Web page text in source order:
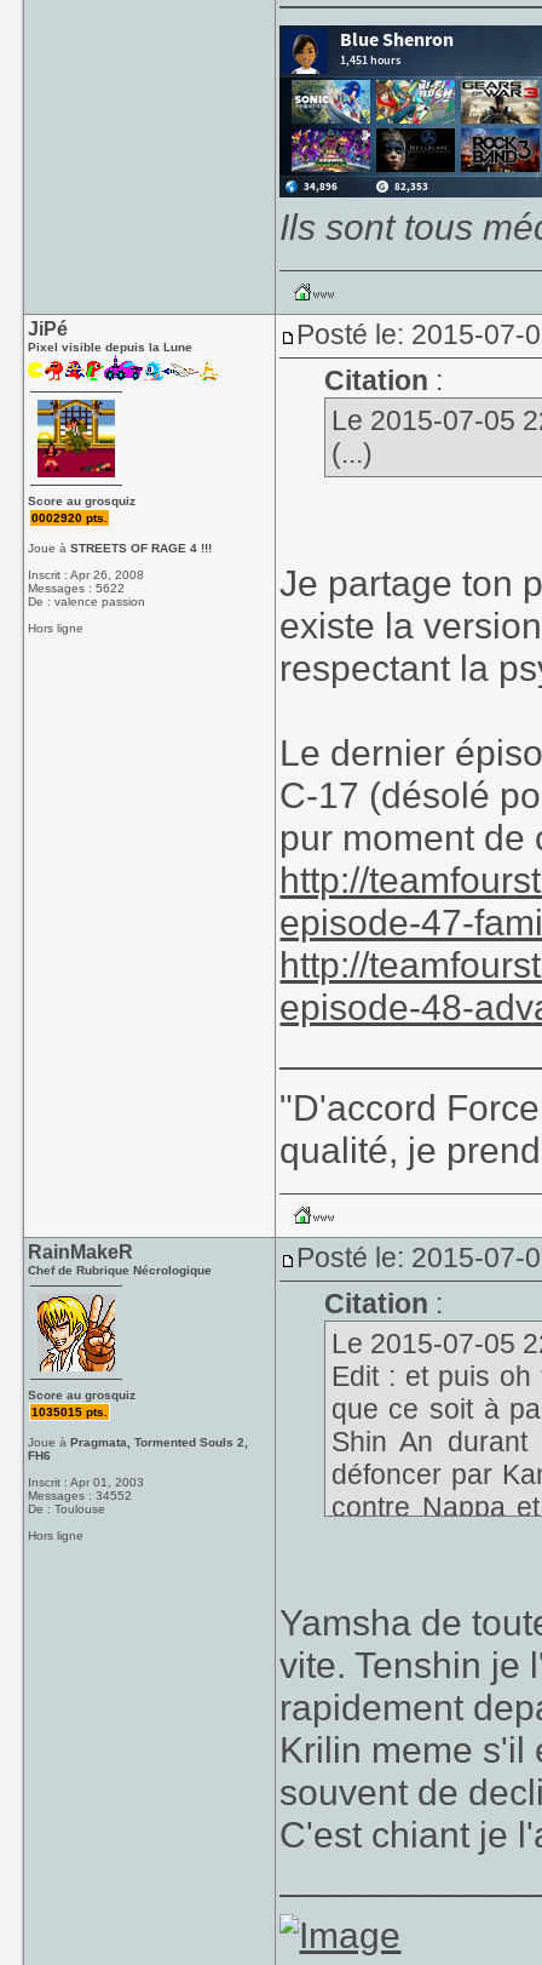
Ils sont tous
JiPé
Pixel visible depuis la Lune
Score au grosquiz
0002920 pts.
Joue àSTREETS OF RAGE 4 !!!
Inscrit : Apr 26, 2008
Messages : 5622
De : valence passion
Hors ligne
Posté le: 2015-07-
Citation :
Le 2015-07-05
(...)
Je partage ton
existe la
respectant la
Le dernier
C-17 (désolé
pur moment
http://
episode-47-
http://
episode-48-
"D'accord
qualité, je
RainMakeR
Chef de Rubrique Nécrologique
Score au grosquiz
1035015 pts.
Joue àPragmata, Tormented Souls 2,
FH6
Inscrit : Apr 01, 2003
Messages : 34552
De : Toulouse
Hors ligne
Posté le: 2015-07-
Citation :
Le 2015-07-05
Edit : et puis oh
que ce soit à
Shin An
défoncer par
contre Nappa
Yamsha de
vite. Tenshin je
rapidement
Krilin meme s'il
souvent de
C'est chiant je